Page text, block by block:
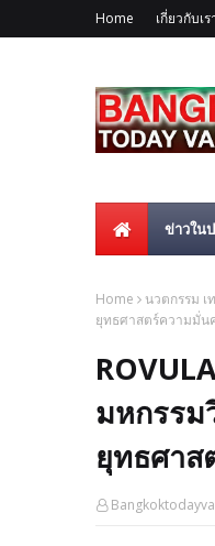
Home เกี่ยวกับเร
ข่าวใน
Home นวตกรรม เ
ยุทธศาสตร์ความมั่น
มหกรรม
ยุทธศาส